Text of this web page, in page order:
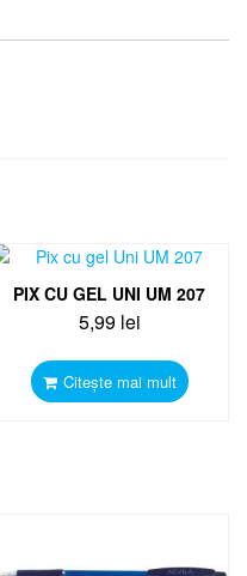
PIX CU GEL UNI UM 207
5,99 lei
Citește mai mult